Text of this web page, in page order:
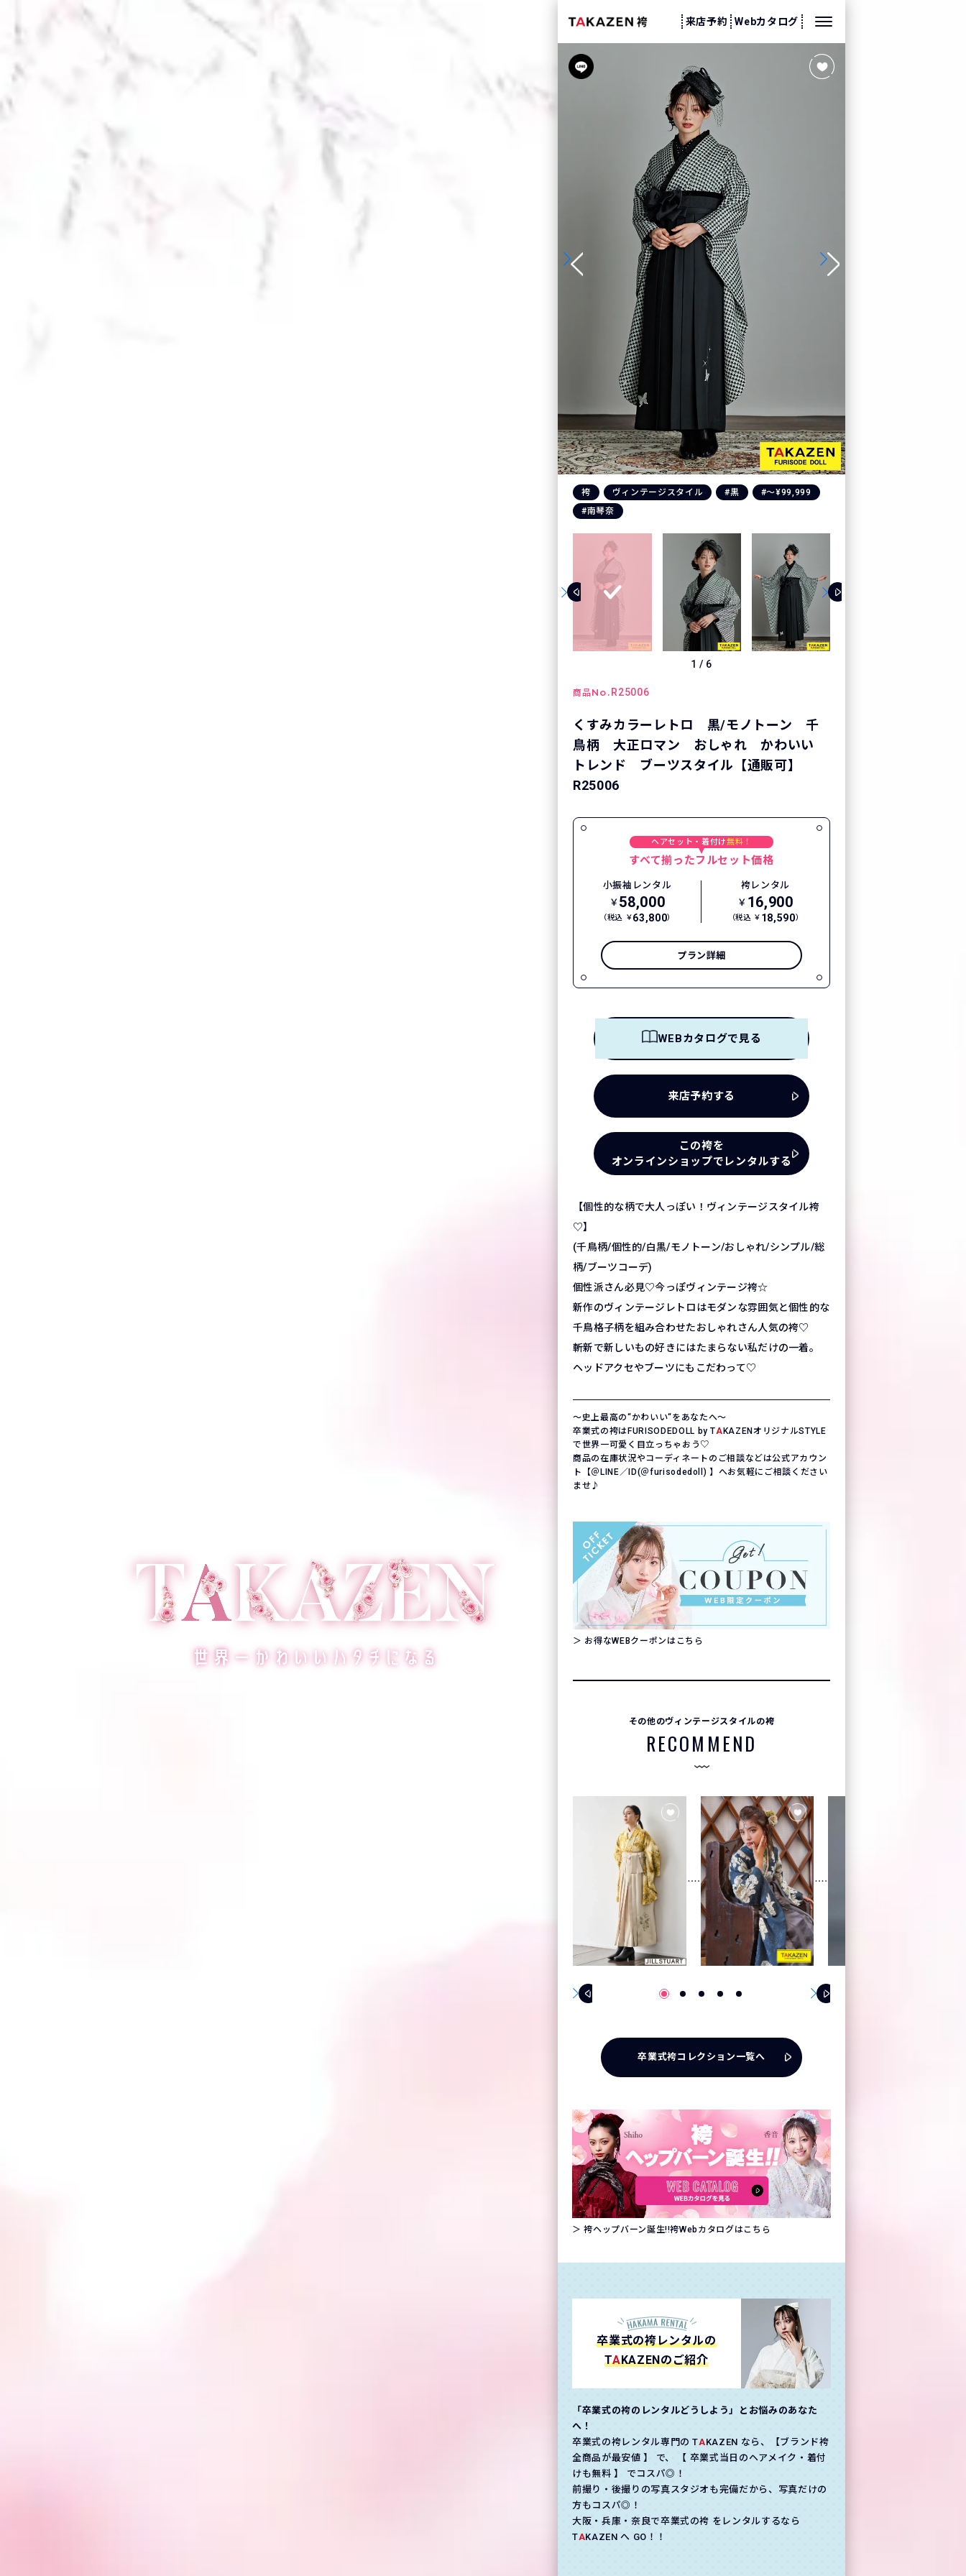
来店予約 Webカタログ
袴 ヴィンテージスタイル #黒
#〜¥99,999
#南琴奈
1 / 6
商品No. R25006
くすみカラーレトロ 黒/モノトーン 千
鳥柄 大正ロマン おしゃれ かわいい
トレンド ブーツスタイル【通販可】
R25006
ヘアセット・着付け無料！
すべて揃ったフルセット価格
小振袖レンタル
￥ 58,000
（税込 ￥63,800）
袴レンタル
￥ 16,900
（税込 ￥ 18,590）
プラン詳細
WEBカタログで見る
来店予約する
この袴を
オンラインショップでレンタルする
【個性的な柄で大人っぽい！ヴィンテージスタイル袴
♡】
(千鳥柄/個性的/白黒/モノトーン/おしゃれ/シンプル/総
柄/ブーツコーデ)
個性派さん必見♡今っぽヴィンテージ袴☆
新作のヴィンテージレトロはモダンな雰囲気と個性的な
千鳥格子柄を組み合わせたおしゃれさん人気の袴♡
斬新で新しいもの好きにはたまらない私だけの一着。
ヘッドアクセやブーツにもこだわって♡
〜史上最高の“かわいい“をあなたへ〜
卒業式の袴はFURISODEDOLL by TA KAZENオリジナルSTYLE
で世界一可愛く目立っちゃおう♡
商品の在庫状況やコーディネートのご相談などは公式アカウン
ト【＠LINE／ID(＠furisodedoll) 】へお気軽にご相談ください
ませ♪
＞ お得なWEBクーポンはこちら
その他のヴィンテージスタイルの袴
RECOMMEND
卒業式袴コレクション一覧へ
＞ 袴ヘップバーン誕生!!袴Webカタログはこちら
卒業式の袴レンタルの
TAKAZENのご紹介
「卒業式の袴のレンタルどうしよう」とお悩みのあなた
へ！
卒業式の袴レンタル専門の TAKAZEN なら、【ブランド袴
全商品が最安値 】 で、 【 卒業式当日のヘアメイク・着付
けも無料 】 でコスパ◎！
前撮り・後撮りの写真スタジオも完備だから、写真だけの
方もコスパ◎！
大阪・兵庫・奈良で卒業式の袴 をレンタルするなら
TAKAZEN へ GO！！